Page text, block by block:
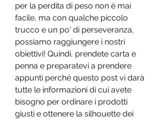
per la perdita di peso non è mai
facile, ma con qualche piccolo
trucco e un po' di perseveranza,
possiamo raggiungere i nostri
obiettivi! Quindi, prendete carta e
penna e preparatevi a prendere
appunti perché questo post vi darà
tutte le informazioni di cui avete
bisogno per ordinare i prodotti
giusti e ottenere la silhouette dei